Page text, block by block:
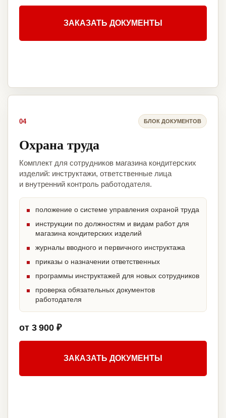
ЗАКАЗАТЬ ДОКУМЕНТЫ
04 БЛОК ДОКУМЕНТОВ
Охрана труда
Комплект для сотрудников магазина кондитерских
изделий: инструктажи, ответственные лица
и внутренний контроль работодателя.
положение о системе управления охраной труда
инструкции по должностям и видам работ для
магазина кондитерских изделий
журналы вводного и первичного инструктажа
приказы о назначении ответственных
программы инструктажей для новых сотрудников
проверка обязательных документов
работодателя
от 3 900 ₽
ЗАКАЗАТЬ ДОКУМЕНТЫ